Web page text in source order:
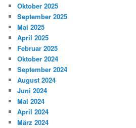
Oktober 2025
September 2025
Mai 2025
April 2025
Februar 2025
Oktober 2024
September 2024
August 2024
Juni 2024
Mai 2024
April 2024
März 2024